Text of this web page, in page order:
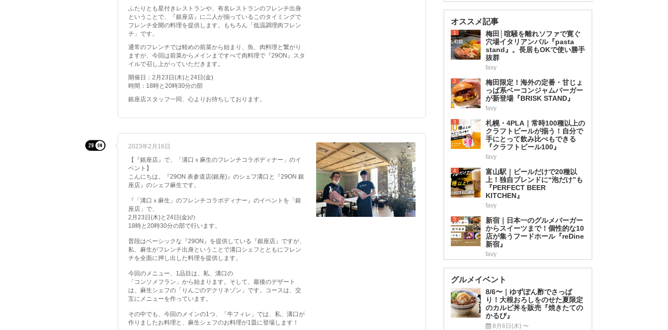
ふたりとも星付きレストランや、有名レストランのフレンチ出身
ということで、『銀座店』に二人が揃っているこのタイミングで
フレンチ全開の料理を提供します。もちろん「低温調理肉フレン
チ」です。
通常のフレンチでは軽めの前菜から始まり、魚、肉料理と繋がり
ますが、今回は前菜からメインまですべて肉料理で『29ON』スタ
イルで召し上がっていただきます。
開催日：2月23日(木)と24日(金)
時間：18時と20時30分の部
銀座店スタッフ一同、心よりお待ちしております。
2023年2月16日
【『銀座店』で、「溝口ｘ麻生のフレンチコラボディナー」のイ
ベント】
こんにちは。『29ON 表参道店(銀座)』のシェフ溝口と『29ON 銀
座店』のシェフ麻生です。
『「溝口ｘ麻生」のフレンチコラボディナー』のイベントを「銀
座店」で、
2月23日(木)と24日(金)の
18時と20時30分の部で行います。
普段はベーシックな『29ON』を提供している『銀座店』ですが、
私、麻生がフレンチ出身ということで溝口シェフとともにフレン
チを全面に押し出した料理を提供します。
今回のメニュー、1品目は、私、溝口の
「コンソメフラン」から始まります。そして、最後のデザート
は、麻生シェフの「りんごのデクリネゾン」です。コースは、交
互にメニューを作っています。
その中でも、今回のメインの1つ、「牛フィレ」では、私、溝口が
作りましたお料理と、麻生シェフのお料理が1皿に登場します！
オススメ記事
1
梅田│喧騒を離れソファで寛ぐ
穴場イタリアンバル『pasta
stand』。長居もOKで使い勝手
抜群
favy
2
梅田限定！海外の定番・甘じょ
っぱ系ベーコンジャムバーガー
が新登場『BRISK STAND』
favy
3
札幌・4PLA｜常時100種以上の
クラフトビールが揃う！自分で
手にとって飲み比べもできる
『クラフトビール100』
favy
4
富山駅｜ビールだけで20種以
上！独自ブレンドに“泡だけ”も
『PERFECT BEER
KITCHEN』
favy
5
新宿｜日本一のグルメバーガー
からスイーツまで！個性的な10
店が集うフードホール『reDine
新宿』
favy
グルメイベント
8/6〜｜ゆずぽん酢でさっぱ
り！大根おろしをのせた夏限定
のカルビ丼を販売『焼きたての
かるび』
8月6日(木) 〜